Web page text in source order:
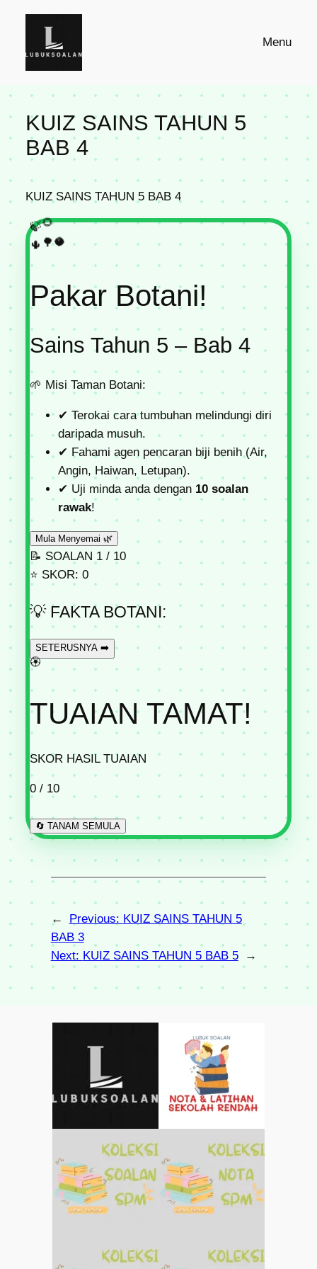
Menu
KUIZ SAINS TAHUN 5
BAB 4
KUIZ SAINS TAHUN 5 BAB 4
🍃🌻
🌵 🌳🥥
Pakar Botani!
Sains Tahun 5 – Bab 4
🌱 Misi Taman Botani:
✔ Terokai cara tumbuhan melindungi diri
daripada musuh.
✔ Fahami agen pencaran biji benih (Air,
Angin, Haiwan, Letupan).
✔ Uji minda anda dengan 10 soalan
rawak!
Mula Menyemai 🌿
📝 SOALAN 1/ 10
⭐ SKOR: 0
💡FAKTA BOTANI:
SETERUSNYA ➡️
🏵️
TUAIAN TAMAT!
SKOR HASIL TUAIAN
0 / 10
🔄 TANAM SEMULA
← Previous: KUIZ SAINS TAHUN 5
BAB 3
Next: KUIZ SAINS TAHUN 5 BAB 5 →